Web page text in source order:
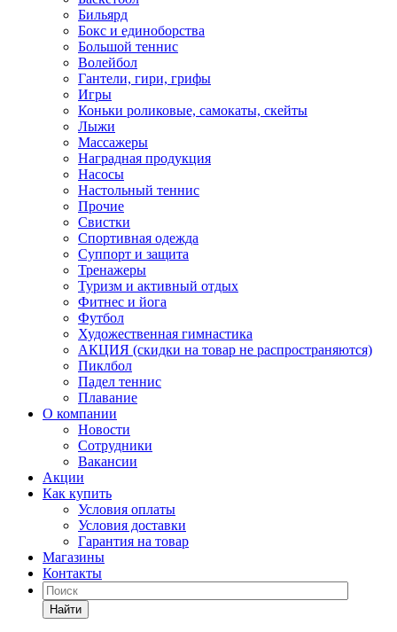
Бильярд
Бокс и единоборства
Большой теннис
Волейбол
Гантели, гири, грифы
Игры
Коньки роликовые, самокаты, скейты
Лыжи
Массажеры
Наградная продукция
Насосы
Настольный теннис
Прочие
Свистки
Спортивная одежда
Суппорт и защита
Тренажеры
Туризм и активный отдых
Фитнес и йога
Футбол
Художественная гимнастика
АКЦИЯ (скидки на товар не распространяются)
Пиклбол
Падел теннис
Плавание
О компании
Новости
Сотрудники
Вакансии
Акции
Как купить
Условия оплаты
Условия доставки
Гарантия на товар
Магазины
Контакты
Найти